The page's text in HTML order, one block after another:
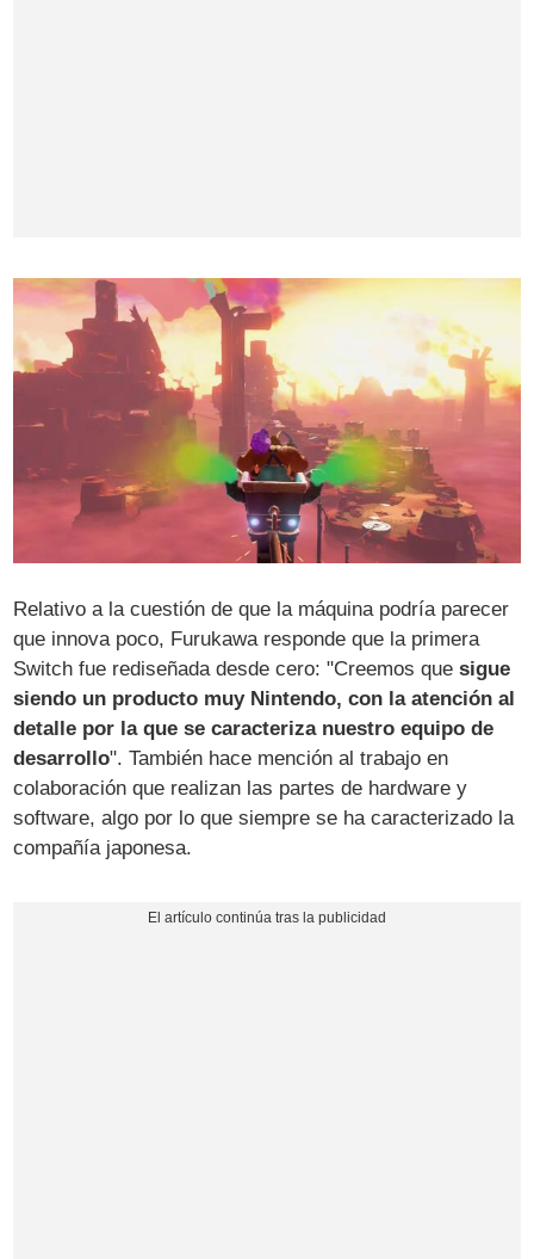
Relativo a la cuestión de que la máquina podría parecer
que innova poco, Furukawa responde que la primera
Switch fue rediseñada desde cero: "Creemos quesigue
siendo un producto muy Nintendo, con la atención al
detalle por la que se caracteriza nuestro equipo de
desarrollo". También hace mención al trabajo en
colaboración que realizan las partes de hardware y
software, algo por lo que siempre se ha caracterizado la
compañía japonesa.